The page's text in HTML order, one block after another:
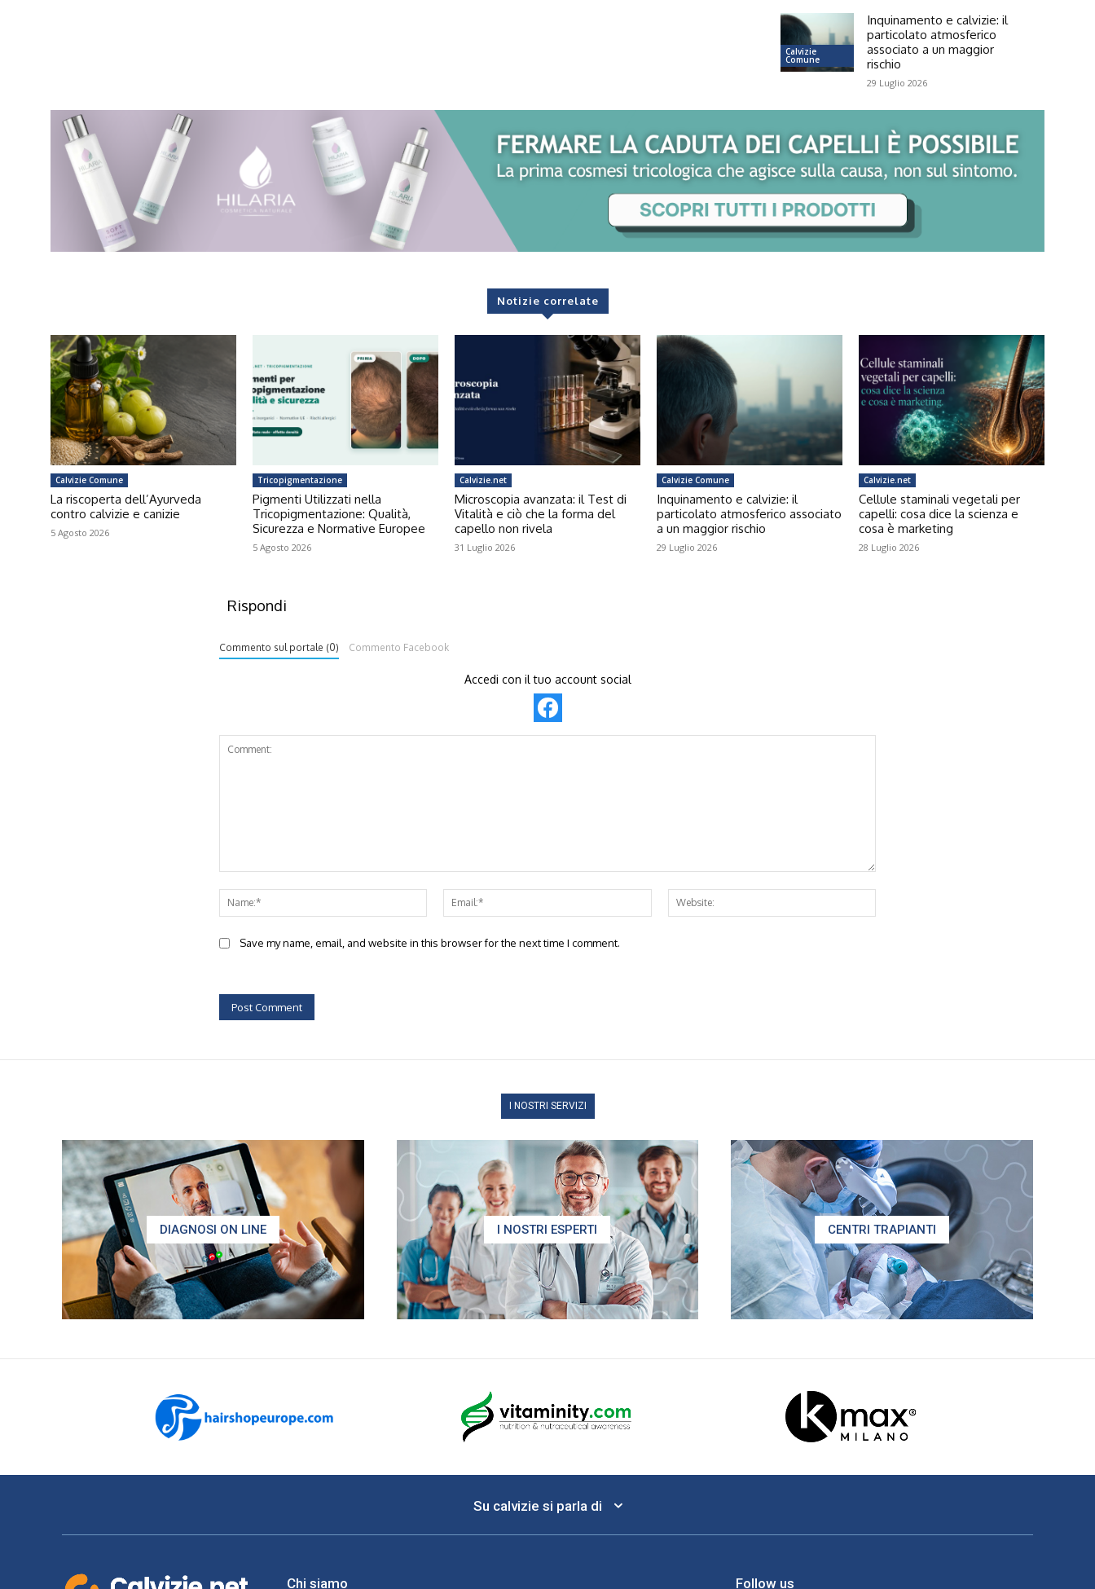
Calvizie
Comune
Inquinamento e calvizie: il
particolato atmosferico
associato a un maggior
rischio
29 Luglio 2026
Notizie correlate
Calvizie Comune
La riscoperta dell’Ayurveda
contro calvizie e canizie
5 Agosto 2026
Tricopigmentazione
Pigmenti Utilizzati nella
Tricopigmentazione: Qualità,
Sicurezza e Normative Europee
5 Agosto 2026
Calvizie.net
Microscopia avanzata: il Test di
Vitalità e ciò che la forma del
capello non rivela
31 Luglio 2026
Calvizie Comune
Inquinamento e calvizie: il
particolato atmosferico associato
a un maggior rischio
29 Luglio 2026
Calvizie.net
Cellule staminali vegetali per
capelli: cosa dice la scienza e
cosa è marketing
28 Luglio 2026
Rispondi
Commento sul portale (0) Commento Facebook
Accedi con il tuo account social
Name:*
Email:*
Save my name, email, and website in this browser for the next time I comment.
I NOSTRI SERVIZI
DIAGNOSI ON LINE I NOSTRI ESPERTI CENTRI TRAPIANTI
Su calvizie si parla di
Chi siamo Follow us